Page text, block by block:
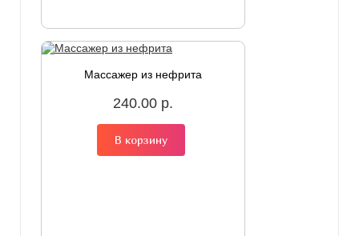
Массажер из нефрита
240.00 р.
В корзину